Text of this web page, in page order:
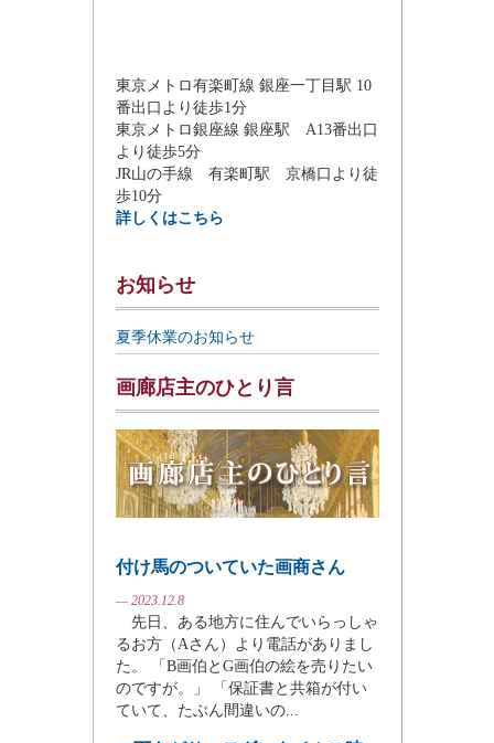
東京メトロ有楽町線 銀座一丁目駅 10
番出口より徒歩1分
東京メトロ銀座線 銀座駅 A13番出口
より徒歩5分
JR山の手線 有楽町駅 京橋口より徒
歩10分
詳しくはこちら
お知らせ
夏季休業のお知らせ
画廊店主のひとり言
付け馬のついていた画商さん
— 2023.12.8
先日、ある地方に住んでいらっしゃ
るお方（Aさん）より電話がありまし
た。 「B画伯とG画伯の絵を売りたい
のですが。」 「保証書と共箱が付い
ていて、たぶん間違いの...